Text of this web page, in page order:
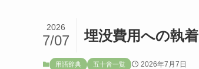
埋没費用への執着
2026
7/07
用語辞典 五十音一覧 2026年7月7日